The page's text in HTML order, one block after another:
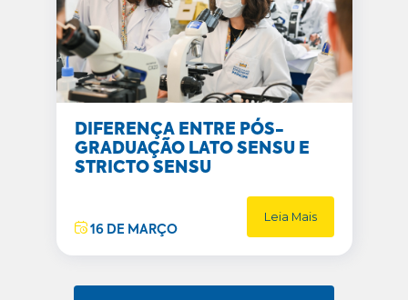
DIFERENÇA ENTRE PÓS-
GRADUAÇÃO LATO SENSU E
STRICTO SENSU
16 DE MARÇO
Leia Mais